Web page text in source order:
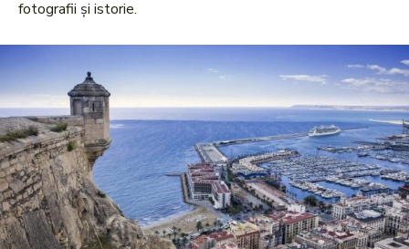
fotografii și istorie.